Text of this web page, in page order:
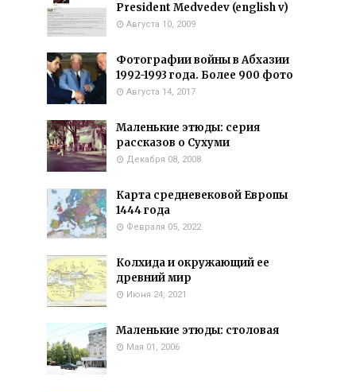
President Medvedev (english v)
Августа 10, 2009
Фотографии войны в Абхазии
1992-1993 года. Более 900 фото
Августа 14, 2017
Маленькие этюды: серия
рассказов о Сухуми
Декабря 08, 2008
Карта средневековой Европы
1444 года
Февраля 05, 2022
Колхида и окружающий ее
древний мир
Июня 24, 2021
Маленькие этюды: столовая
Мая 01, 2006